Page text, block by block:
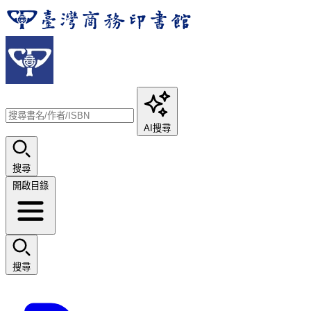
AI搜尋
搜尋
開啟目錄
搜尋